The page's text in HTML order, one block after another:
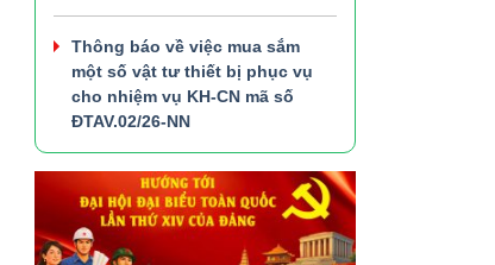
Thông báo về việc mua sắm
một số vật tư thiết bị phục vụ
cho nhiệm vụ KH-CN mã số
ĐTAV.02/26-NN